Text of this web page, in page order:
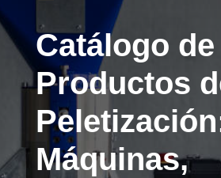
Catálogo de
Productos
Máquinas,